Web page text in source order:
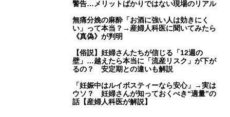
警告…メリットばかりではない現場のリアル
無痛分娩の麻酔「お酒に強い人は効きにく
い」って本当？→産婦人科医に聞いてみたら
《真偽》が判明
【俗説】妊婦さんたちが信じる「12週の
壁」…越えたら本当に「流産リスク」が下が
るの？ 安定期との違いも解説
「妊娠中はルイボスティーなら安心」→実は
ウソ？ 妊婦さんが知っておくべき“適量”の
話【産婦人科医が解説】